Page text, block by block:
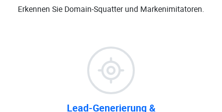
Erkennen Sie Domain-Squatter und Markenimitatoren.
Lead-Generierung &